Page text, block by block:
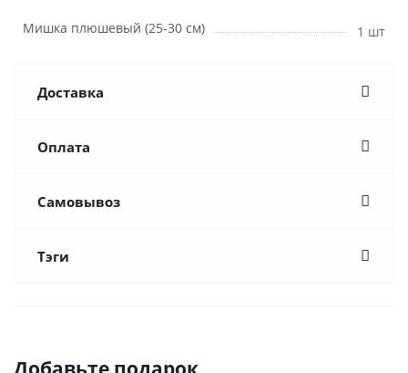
Мишка плюшевый (25-30 см) 1 шт
Доставка
Оплата
Самовывоз
Тэги